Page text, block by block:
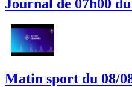
Journal de 07h00
Matin sport du 08/